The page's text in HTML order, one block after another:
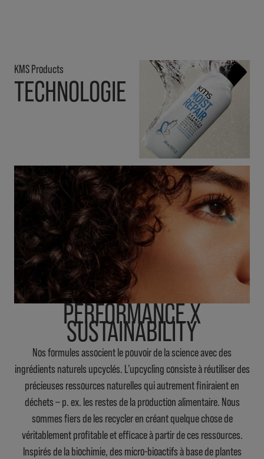
KMS Products
TECHNOLOGIE
PERFORMANCE X
SUSTAINABILITY
Nos formules associent le pouvoir de la science avec des
ingrédients naturels upcyclés. L’upcycling consiste à réutiliser des
précieuses ressources naturelles qui autrement finiraient en
déchets ‒ p. ex. les restes de la production alimentaire. Nous
sommes fiers de les recycler en créant quelque chose de
véritablement profitable et efficace à partir de ces ressources.
Inspirés de la biochimie, des micro-bioactifs à base de plantes